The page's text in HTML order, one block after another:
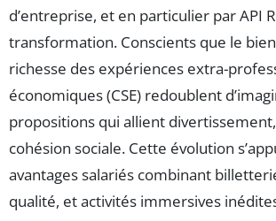
d’entreprise, et en particulier par API
transformation. Conscients que le
richesse des expériences extra-
économiques (CSE) redoublent
propositions qui allient
cohésion sociale. Cette évolution
avantages salariés combinant
qualité, et activités immersives